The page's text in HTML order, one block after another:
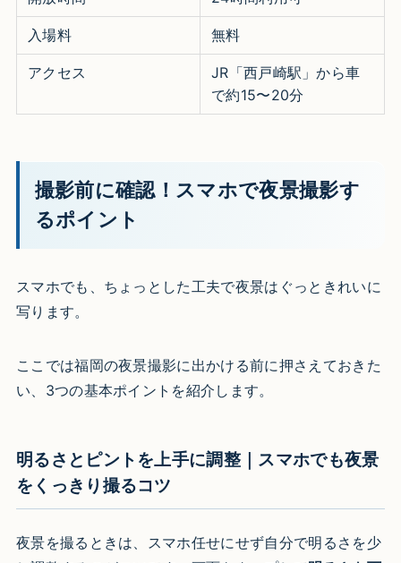
入場料 無料
アクセス
JR「西戸崎駅」から車
で約15〜20分
撮影前に確認！スマホで夜景撮影す
るポイント
スマホでも、ちょっとした工夫で夜景はぐっときれいに
写ります。
ここでは福岡の夜景撮影に出かける前に押さえておきた
い、3つの基本ポイントを紹介します。
明るさとピントを上手に調整｜スマホでも夜景
をくっきり撮るコツ
夜景を撮るときは、スマホ任せにせず自分で明るさを少